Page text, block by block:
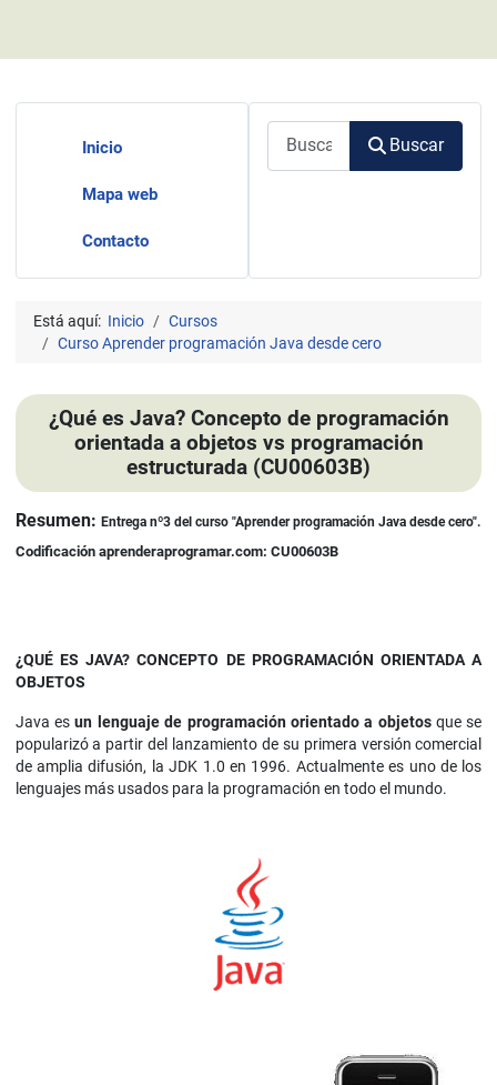
Inicio
Mapa web
Contacto
Buscar
Está aquí: Inicio
Cursos
Curso Aprender programación Java desde cero
¿Qué es Java? Concepto de programación
orientada a objetos vs programación
estructurada (CU00603B)
Detalles
Resumen: Entrega nº3 del curso "Aprender programación Java desde cero".
Codificación aprenderaprogramar.com: CU00603B
¿QUÉ ES JAVA? CONCEPTO DE PROGRAMACIÓN ORIENTADA A
OBJETOS
Java esun lenguaje de programación orientado a objetosque se
popularizó a partir del lanzamiento de su primera versión comercial
de amplia difusión, la JDK 1.0 en 1996. Actualmente es uno de los
lenguajes más usados para la programación en todo el mundo.